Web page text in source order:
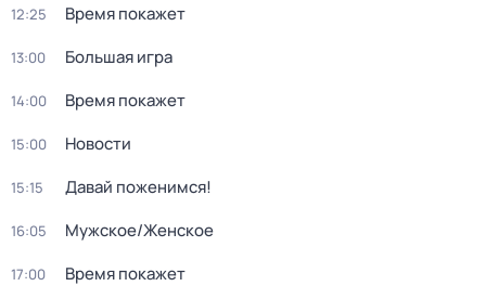
12:25 Время покажет
13:00 Большая игра
14:00 Время покажет
15:00 Новости
15:15 Давай поженимся!
16:05 Мужское/Женское
17:00 Время покажет